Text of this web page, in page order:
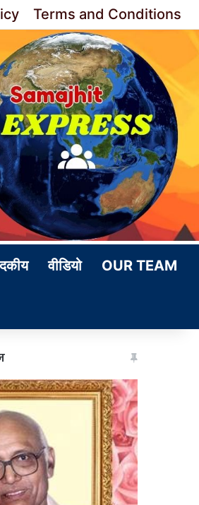
Terms and Conditions
वीडियो OUR TEAM